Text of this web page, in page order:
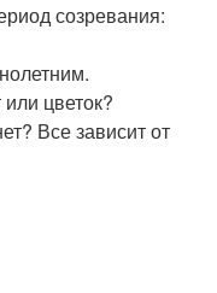
созревания:
цветок?
Все зависит от